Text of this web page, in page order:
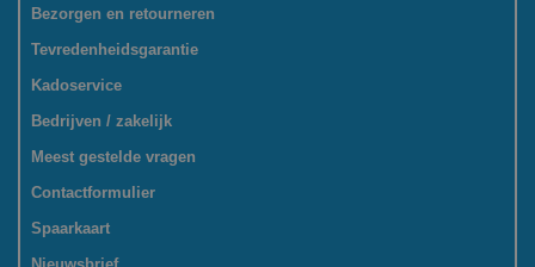
Bezorgen en retourneren
Tevredenheidsgarantie
Kadoservice
Bedrijven / zakelijk
Meest gestelde vragen
Contactformulier
Spaarkaart